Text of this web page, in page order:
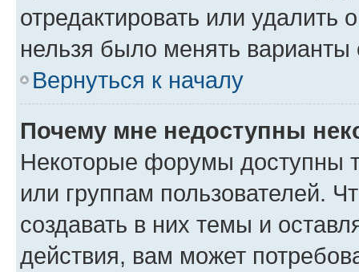
отредактировать или удалить
нельзя было менять варианты
Вернуться к началу
Почему мне недоступны
Некоторые форумы доступны
или группам пользователей.
создавать в них темы и
действия, вам может